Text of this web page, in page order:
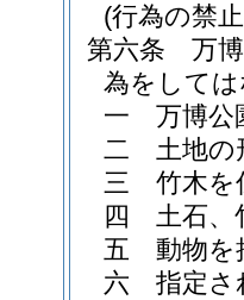
(行為の禁
第六条
万
為をして
一
万博公
二
土地の
三
竹木を
四
土石、
五
動物を
六
指定さ